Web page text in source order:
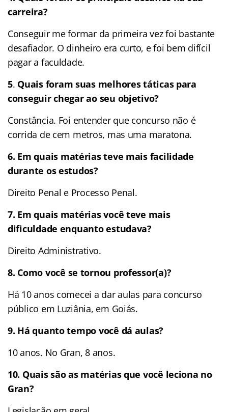
carreira?
Conseguir me formar da primeira vez foi bastante
desafiador. O dinheiro era curto, e foi bem difícil
pagar a faculdade.
5. Quais foram suas melhores táticas para
conseguir chegar ao seu objetivo?
Constância. Foi entender que concurso não é
corrida de cem metros, mas uma maratona.
6. Em quais matérias teve mais facilidade
durante os estudos?
Direito Penal e Processo Penal.
7. Em quais matérias você teve mais
dificuldade enquanto estudava?
Direito Administrativo.
8. Como você se tornou professor(a)?
Há 10 anos comecei a dar aulas para concurso
público em Luziânia, em Goiás.
9. Há quanto tempo você dá aulas?
10 anos. No Gran, 8 anos.
10. Quais são as matérias que você leciona no
Gran?